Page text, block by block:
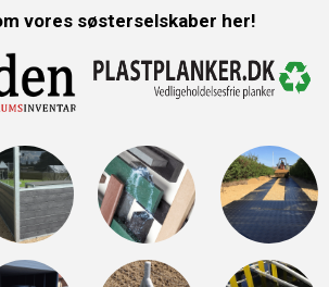
vores søsterselskaber her!